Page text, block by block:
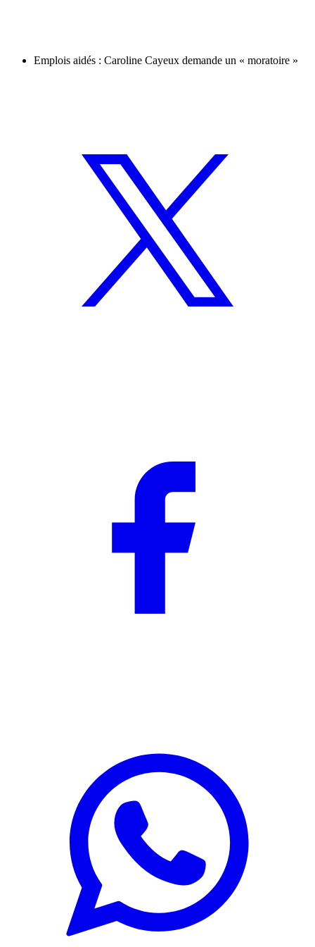
Emplois aidés : Caroline Cayeux demande un « moratoire »